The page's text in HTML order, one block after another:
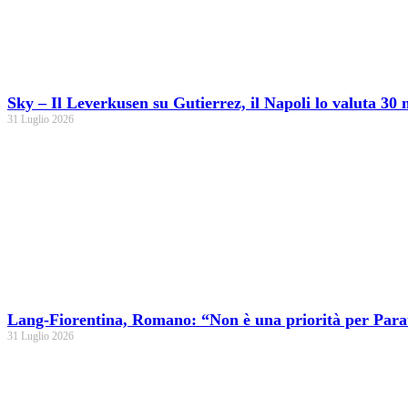
Sky – Il Leverkusen su Gutierrez, il Napoli lo valuta 30
31 Luglio 2026
Lang-Fiorentina, Romano: “Non è una priorità per
31 Luglio 2026